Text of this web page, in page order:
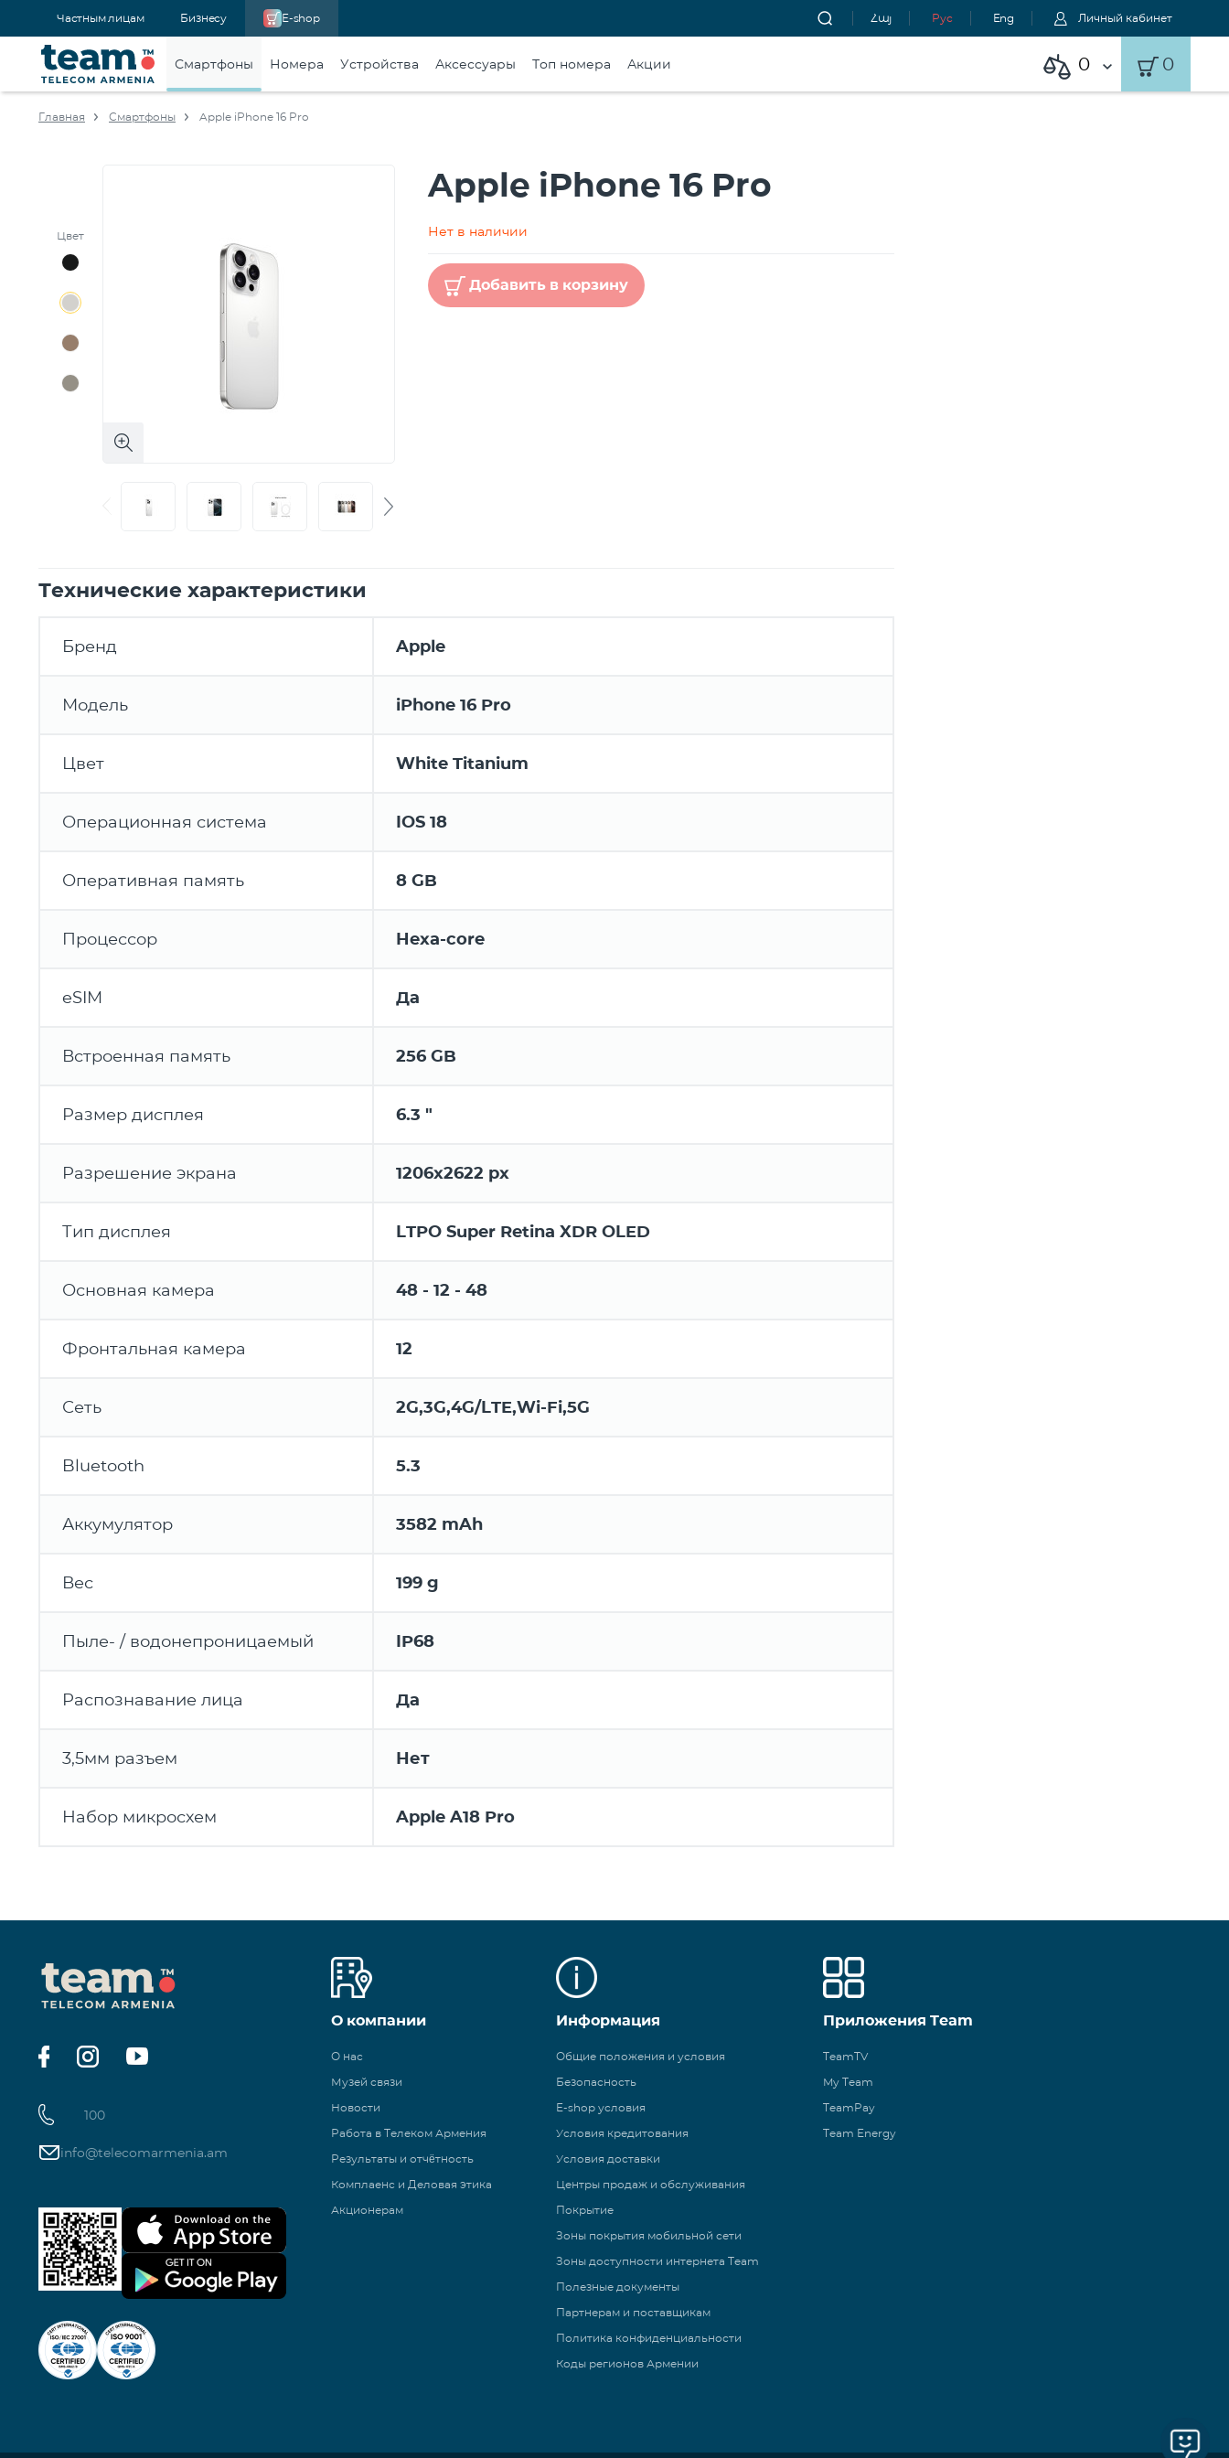
Частным лицам Бизнесу E-shop Հայ Рус Eng Личный кабинет
Смартфоны Номера Устройства Аксессуары Топ номера Акции 0 0
Главная Смартфоны Apple iPhone 16 Pro
Цвет
Apple iPhone 16 Pro
Нет в наличии
Добавить в корзину
Технические характеристики
Бренд Apple
Модель iPhone 16 Pro
Цвет White Titanium
Операционная система IOS 18
Оперативная память 8 GB
Процессор Hexa-core
eSIM Да
Встроенная память 256 GB
Размер дисплея 6.3 "
Разрешение экрана 1206x2622 px
Тип дисплея LTPO Super Retina XDR OLED
Основная камера 48 - 12 - 48
Фронтальная камера 12
Сеть 2G,3G,4G/LTE,Wi-Fi,5G
Bluetooth 5.3
Аккумулятор 3582 mAh
Вес 199 g
Пыле- / водонепроницаемый IP68
Распознавание лица Да
3,5мм разъем Нет
Набор микросхем Apple A18 Pro
100
info@telecomarmenia.am
О компании
О нас
Музей связи
Новости
Работа в Телеком Армения
Результаты и отчётность
Комплаенс и Деловая этика
Акционерам
Информация
Общие положения и условия
Безопасность
E-shop условия
Условия кредитования
Условия доставки
Центры продаж и обслуживания
Покрытие
Зоны покрытия мобильной сети
Зоны доступности интернета Team
Полезные документы
Партнерам и поставщикам
Политика конфиденциальности
Коды регионов Армении
Приложения Team
TeamTV
My Team
TeamPay
Team Energy